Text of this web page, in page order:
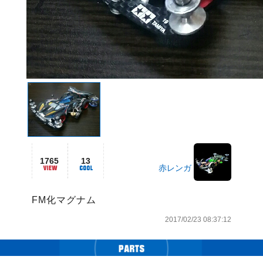
1765 13
赤レンガ
FM化マグナム
2017/02/23 08:37:12